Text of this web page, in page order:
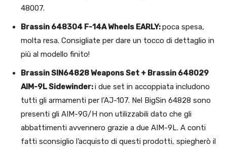
48007.
Brassin 648304 F-14A Wheels EARLY:poca spesa,
molta resa. Consigliate per dare un tocco di dettaglio in
più al modello finito!
Brassin SIN64828 Weapons Set + Brassin 648029
AIM-9L Sidewinder:i due set in accoppiata includono
tutti gli armamenti per l’AJ-107. Nel BigSin 64828 sono
presenti gli AIM-9G/H non utilizzabili dato che gli
abbattimenti avvennero grazie a due AIM-9L. A conti
fatti sconsiglio l’acquisto di questi prodotti, spiegherò il